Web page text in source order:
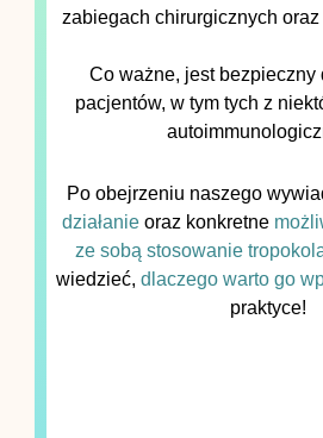
zabiegach chirurgicznych
Co ważne, jest bezpieczny
pacjentów, w tym tych z
Po obejrzeniu naszego
działanieoraz konkretne
ze sobą stosowanie
wiedzieć, dlaczego warto go
praktyce!